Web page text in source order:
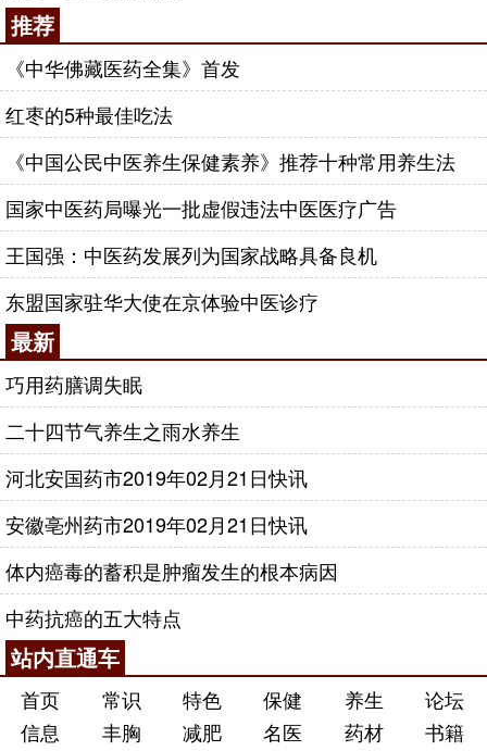
推荐
《中华佛藏医药全集》首发
红枣的5种最佳吃法
《中国公民中医养生保健素养》推荐十种常用养生法
国家中医药局曝光一批虚假违法中医医疗广告
王国强：中医药发展列为国家战略具备良机
东盟国家驻华大使在京体验中医诊疗
最新
巧用药膳调失眠
二十四节气养生之雨水养生
河北安国药市2019年02月21日快讯
安徽亳州药市2019年02月21日快讯
体内癌毒的蓄积是肿瘤发生的根本病因
中药抗癌的五大特点
站内直通车
首页 常识 特色 保健 养生
论坛
信息
丰胸 减肥 名医 药材
书籍